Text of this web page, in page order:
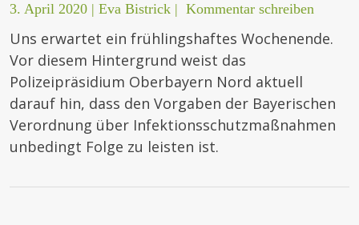
3. April 2020 | Eva Bistrick | Kommentar schreiben
Uns erwartet ein frühlingshaftes Wochenende.
Vor diesem Hintergrund weist das
Polizeipräsidium Oberbayern Nord aktuell
darauf hin, dass den Vorgaben der Bayerischen
Verordnung über Infektionsschutzmaßnahmen
unbedingt Folge zu leisten ist.